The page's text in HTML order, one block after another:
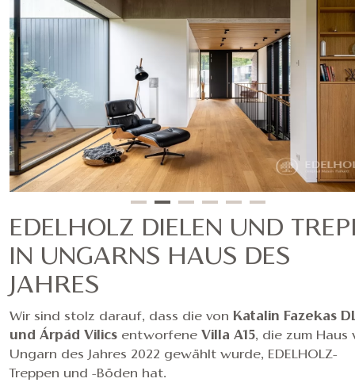
EDELHOLZ DIELEN UND
IN UNGARNS HAUS DES
JAHRES
Wir sind stolz darauf, dass die von Katalin Fazekas
und Árpád Vilics entworfene Villa A15, die zum Haus
Ungarn des Jahres 2022 gewählt wurde, EDELHOLZ-
Treppen und -Böden hat.